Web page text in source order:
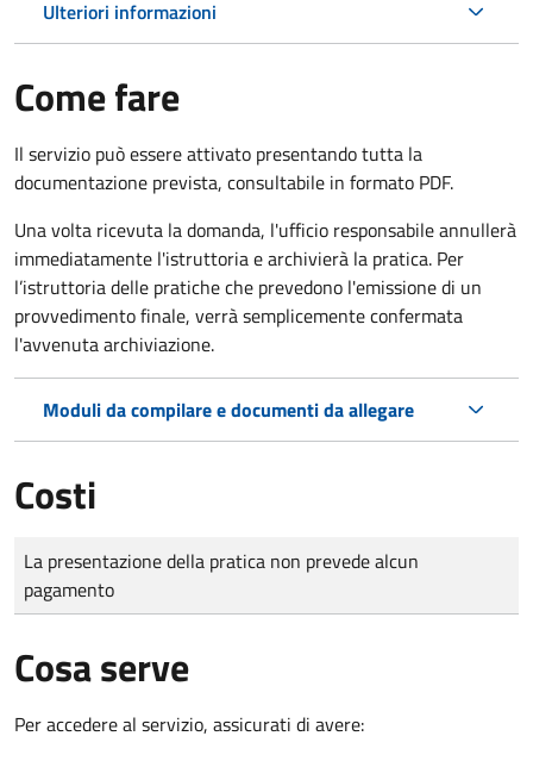
Ulteriori informazioni
Come fare
Il servizio può essere attivato presentando tutta la
documentazione prevista, consultabile in formato PDF.
Una volta ricevuta la domanda, l'ufficio responsabile annullerà
immediatamente l'istruttoria e archivierà la pratica. Per
l’istruttoria delle pratiche che prevedono l'emissione di un
provvedimento finale, verrà semplicemente confermata
l'avvenuta archiviazione.
Moduli da compilare e documenti da allegare
Costi
Tipo di pagamento
Importo
La presentazione della pratica non prevede alcun
pagamento
Cosa serve
Per accedere al servizio, assicurati di avere: